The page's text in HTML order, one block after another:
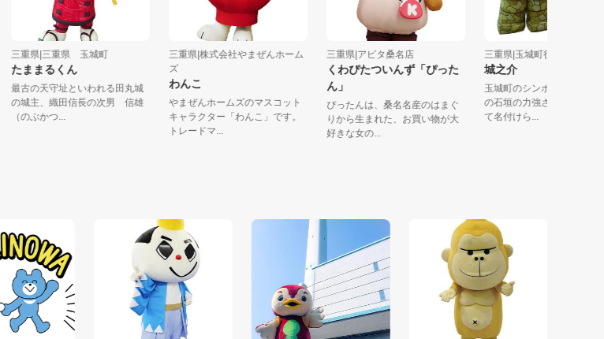
三重県|三重県 玉城町
たままるくん
最古の天守址といわれる田丸城
の城主、織田信長の次男 信雄
（のぶかつ...
三重県|株式会社やまぜんホーム
わんこ
やまぜんホームズのマスコット
キャラクター「わんこ」です。
トレードマ...
三重県|アピタ桑名店
くわぴたついんず「ぴった
ぴったんは、桑名名産のはまぐ
りから生まれた、お買い物が大
好きな女の...
三重県|玉城町役場
城之介
玉城町のシンボル「田
の石垣の力強さをイメ
て名付けら...